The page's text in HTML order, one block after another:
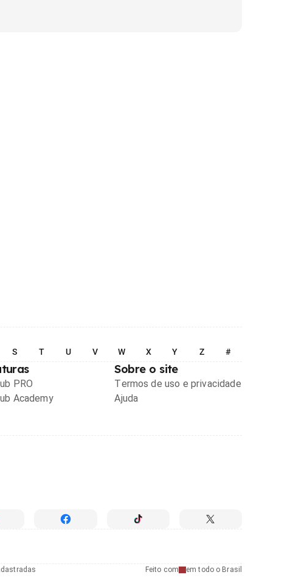
S T U V W X Y Z #
PRO
Academy
Sobre o site
Termos de uso e privacidade
Ajuda
Feito com em todo o Brasil